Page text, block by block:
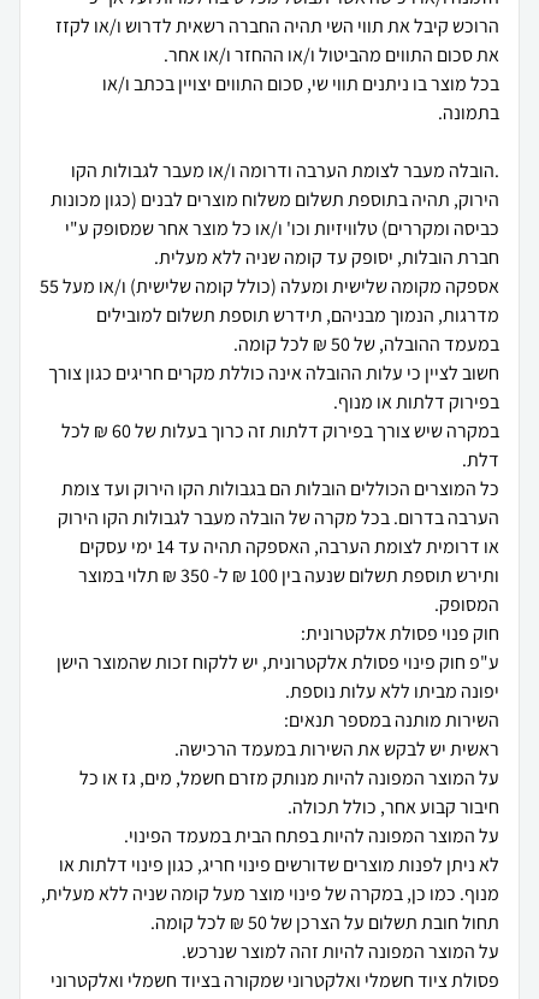
הרוכש קיבל את תווי השי תהיה החברה רשאית לדרוש ו/או לקזז
בכל מוצר בו ניתנים תווי שי, סכום התווים יצויין בכתב ו/או
.הובלה מעבר לצומת הערבה ודרומה ו/או מעבר לגבולות הקו
הירוק, תהיה בתוספת תשלום משלוח מוצרים לבנים (כגון מכונות
כביסה ומקררים) טלוויזיות וכו' ו/או כל מוצר אחר שמסופק ע"י
אספקה מקומה שלישית ומעלה (כולל קומה שלישית) ו/או מעל 55
מדרגות, הנמוך מבניהם, תידרש תוספת תשלום למובילים
חשוב לציין כי עלות ההובלה אינה כוללת מקרים חריגים כגון צורך
במקרה שיש צורך בפירוק דלתות זה כרוך בעלות של 60 ₪ לכל
כל המוצרים הכוללים הובלות הם בגבולות הקו הירוק ועד צומת
הערבה בדרום. בכל מקרה של הובלה מעבר לגבולות הקו הירוק
או דרומית לצומת הערבה, האספקה תהיה עד 14 ימי עסקים
ותירש תוספת תשלום שנעה בין 100 ₪ ל- 350 ₪ תלוי במוצר
ע"פ חוק פינוי פסולת אלקטרונית, יש ללקוח זכות שהמוצר הישן
על המוצר המפונה להיות מנותק מזרם חשמל, מים, גז או כל
לא ניתן לפנות מוצרים שדורשים פינוי חריג, כגון פינוי דלתות או
מנוף. כמו כן, במקרה של פינוי מוצר מעל קומה שניה ללא מעלית,
פסולת ציוד חשמלי ואלקטרוני שמקורה בציוד חשמלי ואלקטרוני